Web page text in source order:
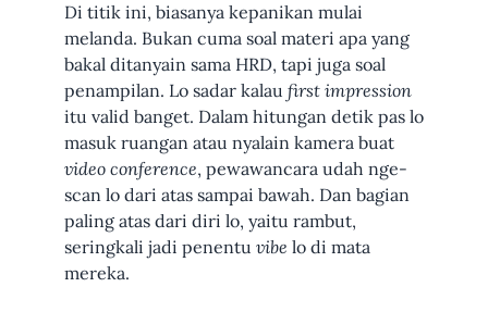
Di titik ini, biasanya kepanikan mulai
melanda. Bukan cuma soal materi apa yang
bakal ditanyain sama HRD, tapi juga soal
penampilan. Lo sadar kalau first impression
itu valid banget. Dalam hitungan detik pas lo
masuk ruangan atau nyalain kamera buat
video conference, pewawancara udah nge-
scan lo dari atas sampai bawah. Dan bagian
paling atas dari diri lo, yaitu rambut,
seringkali jadi penentu vibe lo di mata
mereka.